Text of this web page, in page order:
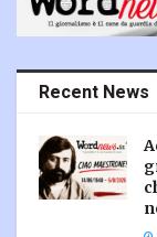
Recent News